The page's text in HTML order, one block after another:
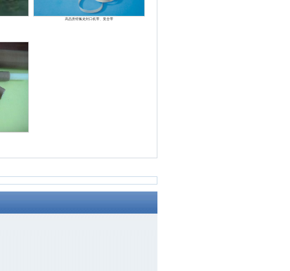
高品质特氟龙封口机带、复合带